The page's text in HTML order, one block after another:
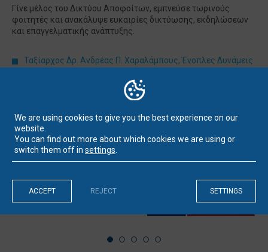
Γίνε μέλος του Δικτύου Αποφοίτων, εμπνεύσε τωρινούς
φοιτητές και ανακάλυψε ευκαιρίες δικτύωσης, εκδηλώσεων
και επαγγελματικής ανάπτυξης.
Ταξίαρχος Δρ. Ανδρέας Π. Χαραλάμπους, Ένοπλες Δυνάμεις
και Διεθνών Σχέσεων του Πανεπιστημίου Νεάπολις Πάφος
και του Πανεπιστημίου Πελοποννήσου, απόφοιτος 2023
Φειδίας Παπανικολάου, Ασφαλιστικός Σύμβουλος,
απόφοιτος 2012, κάτοχος MBA
We are using cookies to give you the best experience on our
website.
You can find out more about which cookies we are using or
switch them off in settings
ACCEPT SETTINGS
REJECT